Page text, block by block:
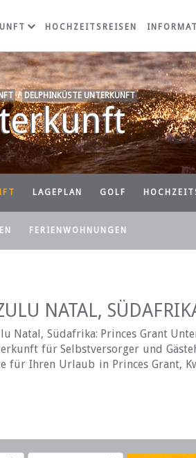
HOCHZEITSREISEN
/ DELPHINKÜSTE UNTERKUNFT
LAGEPLAN GOLF
FERIENWOHNUNGEN
NATAL,
Natal, Südafrika: Princes Grant
für Selbstversorger und
für Ihren Urlaub in Princes Grant,